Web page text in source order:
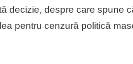
decizie, despre care spune
pentru cenzură politică